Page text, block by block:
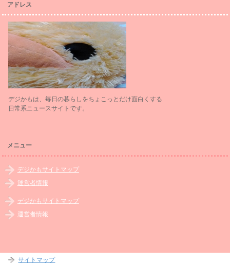
アドレス
デジかもは、毎日の暮らしをちょこっとだけ面白くする
日常系ニュースサイトです。
メニュー
デジかもサイトマップ
運営者情報
デジかもサイトマップ
運営者情報
サイトマップ